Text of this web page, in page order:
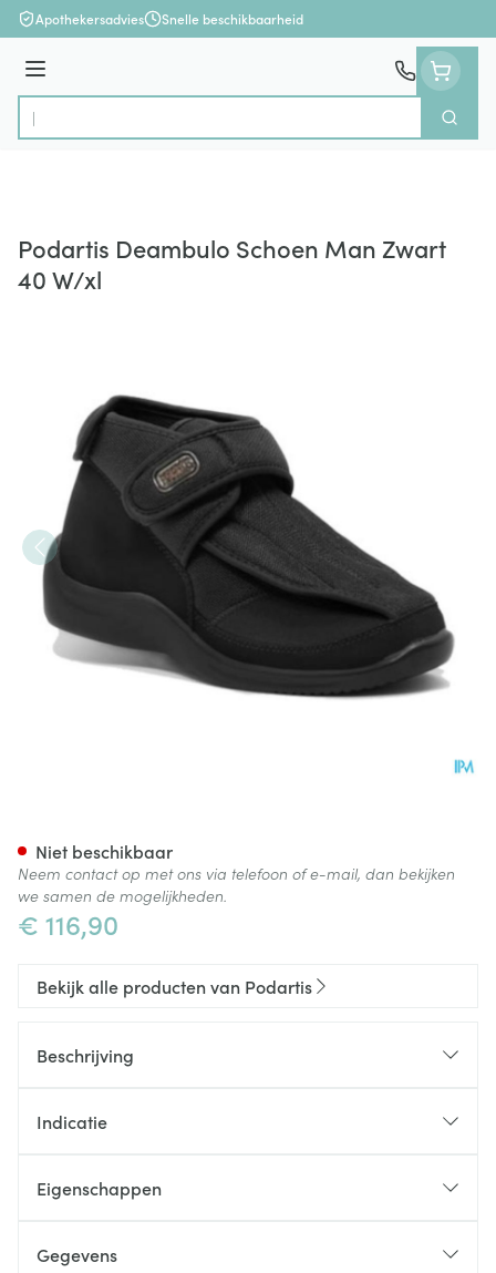
Ga naar de inhoud
Apothekersadvies Snelle beschikbaarheid
Menu
Product, merk, categorie...
Zoek
Podartis Deambulo Schoen Man Zwart
40 W/xl
€ 116,90
Niet beschikbaar
Neem contact op met ons via telefoon of e-mail, dan bekijken
we samen de mogelijkheden.
Bekijk alle producten van Podartis
Beschrijving
Indicatie
Eigenschappen
Gegevens